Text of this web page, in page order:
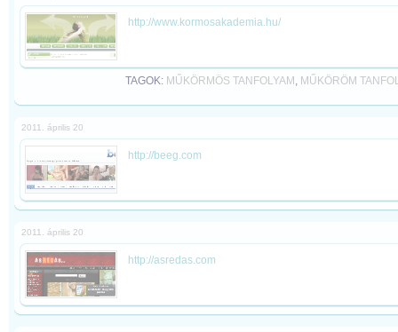
http://www.kormosakademia.hu/
TAGOK: MŰKÖRMÖS TANFOLYAM , MŰKÖRÖM
2011. április 20
http://beeg.com
2011. április 20
http://asredas.com